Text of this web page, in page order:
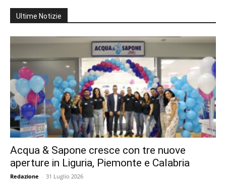
Ultime Notizie
Acqua & Sapone cresce con tre nuove
aperture in Liguria, Piemonte e Calabria
Redazione - 31 Luglio 2026